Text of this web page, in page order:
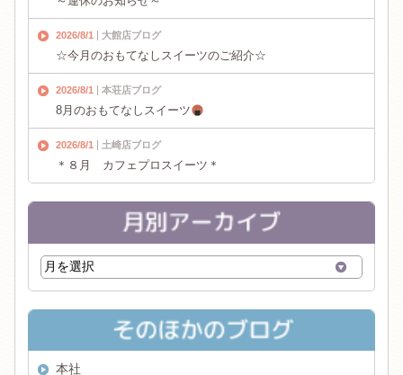
2026/8/1 大館店ブログ
☆今月のおもてなしスイーツのご紹介☆
2026/8/1 本荘店ブログ
8月のおもてなしスイーツ
2026/8/1 土崎店ブログ
＊８月 カフェプロスイーツ＊
本社